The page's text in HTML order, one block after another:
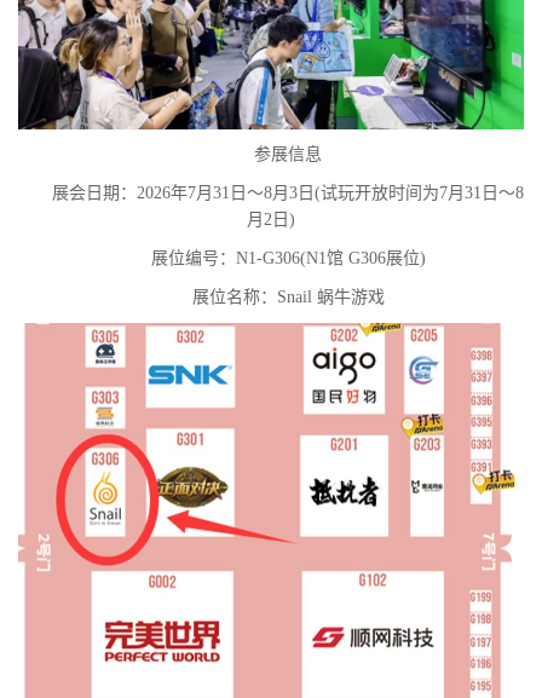
参展信息
展会日期：2026年7月31日～8月3日(试玩开放时间为7月31日～8
月2日)
展位编号：N1-G306(N1馆 G306展位)
展位名称：Snail 蜗牛游戏